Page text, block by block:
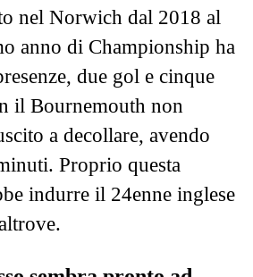
nel Norwich dal 2018 al
anno di Championship ha
due gol e cinque
il Bournemouth non
a decollare, avendo
Proprio questa
indurre il 24enne inglese